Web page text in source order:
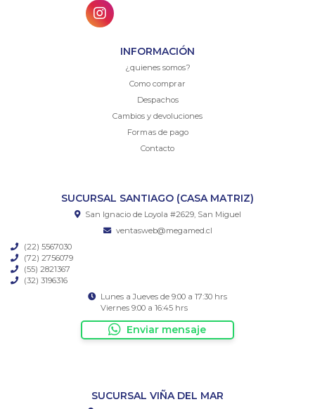
INFORMACIÓN
¿quienes somos?
Como comprar
Despachos
Cambios y devoluciones
Formas de pago
Contacto
SUCURSAL SANTIAGO (CASA MATRIZ)
San Ignacio de Loyola #2629, San Miguel
ventasweb@megamed.cl
(22) 5567030
(72) 2756079
(55) 2821367
(32) 3196316
Lunes a Jueves de 9:00 a 17:30 hrs
Viernes 9:00 a 16:45 hrs
Enviar mensaje
SUCURSAL VIÑA DEL MAR